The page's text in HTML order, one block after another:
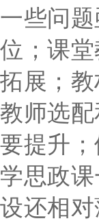
一些问
位；课
拓展；
教师选
要提升
学思政
设还相